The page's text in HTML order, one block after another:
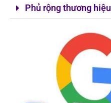
Phủ rộng thương hiệu